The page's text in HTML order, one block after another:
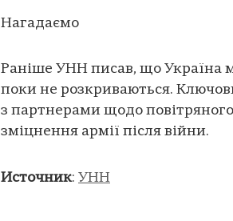
Нагадаємо
Раніше УНН писав, що Україна
поки не розкриваються.
з партнерами щодо
зміцнення армії після війни.
Источник: УНН